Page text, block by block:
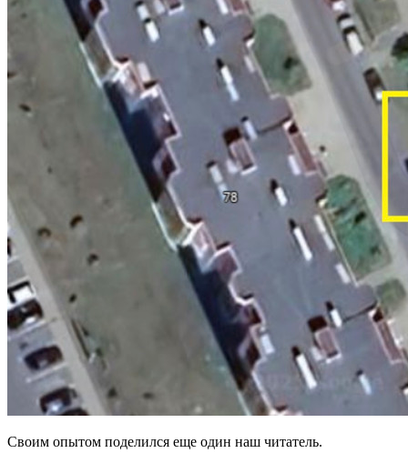
Своим опытом поделился еще один наш читатель.